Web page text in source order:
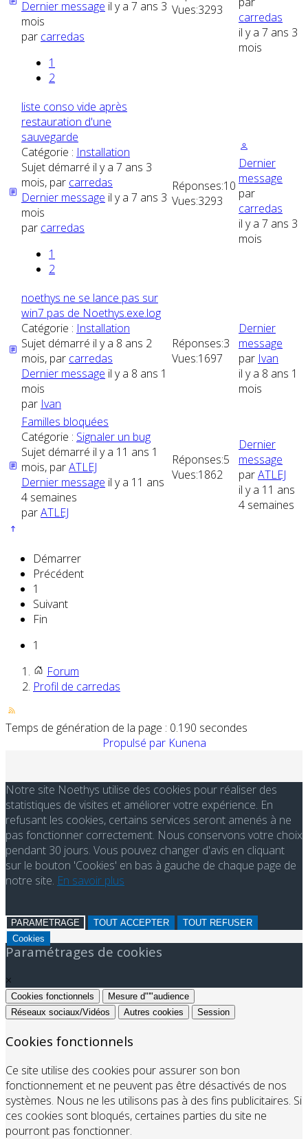
Dernier message il y a 7 ans 3
mois
par carredas
1
2
Vues:3293
carredas
il y a 7 ans 3
mois
liste conso vide après
restauration d'une
sauvegarde
Catégorie : Installation
Sujet démarré il y a 7 ans 3
mois, par carredas
Dernier message il y a 7 ans 3
mois
par carredas
1
2
Réponses:10
Vues:3293
Dernier
message
par
carredas
il y a 7 ans 3
mois
noethys ne se lance pas sur
win7 pas de Noethys.exe.log
Catégorie : Installation
Sujet démarré il y a 8 ans 2
mois, par carredas
Dernier message il y a 8 ans 1
mois
par Ivan
Réponses:3
Vues:1697
Dernier
message
par Ivan
il y a 8 ans 1
mois
Familles bloquées
Catégorie : Signaler un bug
Sujet démarré il y a 11 ans 1
mois, parATLEJ
Dernier message il y a 11 ans
4 semaines
parATLEJ
Réponses:5
Vues:1862
Dernier
message
parATLEJ
il y a 11 ans
4 semaines
Démarrer
Précédent
1
Suivant
Fin
1
Forum
Profil de carredas
Temps de génération de la page : 0.190 secondes
Propulsé par Kunena
Notre site Noethys utilise des cookies pour réaliser des
statistiques de visites et améliorer votre expérience. En
refusant les cookies, certains services seront amenés à ne
pas fonctionner correctement. Nous conservons votre choix
pendant 30 jours. Vous pouvez changer d'avis en cliquant
sur le bouton 'Cookies' en bas à gauche de chaque page de
notre site. En savoir plus
PARAMETRAGE TOUT ACCEPTER
TOUT REFUSER
Cookies
Paramétrages de cookies
×
Cookies fonctionnels
Mesure d"'"audience
Réseaux sociaux/Vidéos
Autres cookies Session
Cookies fonctionnels
Ce site utilise des cookies pour assurer son bon
fonctionnement et ne peuvent pas être désactivés de nos
systèmes. Nous ne les utilisons pas à des fins publicitaires. Si
ces cookies sont bloqués, certaines parties du site ne
pourront pas fonctionner.